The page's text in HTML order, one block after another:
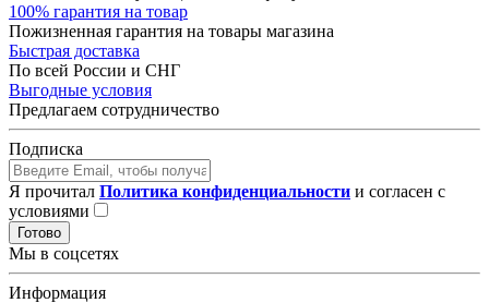
100% гарантия на товар
Пожизненная гарантия на товары магазина
Быстрая доставка
По всей России и СНГ
Выгодные условия
Предлагаем сотрудничество
Подписка
Я прочитал Политика конфиденциальности и согласен с
условиями
Готово
Мы в соцсетях
Информация